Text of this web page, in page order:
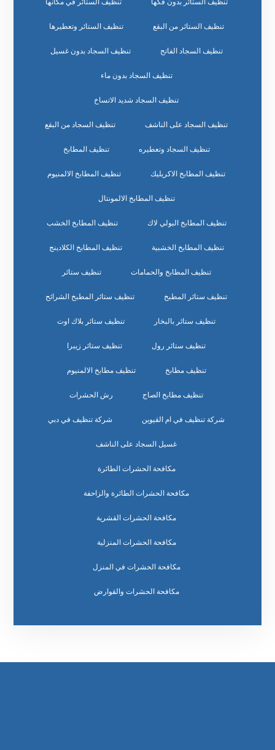
تنظيف الستائر بدون فكها تنظيف الستائر في مكانها
تنظيف الستائر من البقع تنظيف الستائر وتعطيرها
تنظيف السجاد الفاتح تنظيف السجاد بدون غسيل
تنظيف السجاد بدون ماء
تنظيف السجاد شديد الاتساخ
تنظيف السجاد على الناشف تنظيف السجاد من البقع
تنظيف السجاد وتعطيره تنظيف المطابخ
تنظيف المطابخ الاكريليك تنظيف المطابخ الالمنيوم
تنظيف المطابخ الالمونتال
تنظيف المطابخ البولي لاك تنظيف المطابخ الخشب
تنظيف المطابخ الخشبية تنظيف المطابخ الكلادينج
تنظيف المطابخ والحمامات تنظيف ستائر
تنظيف ستائر المطبخ تنظيف ستائر المطبخ الشرائح
تنظيف ستائر بالبخار تنظيف ستائر بلاك اوت
تنظيف ستائر رول تنظيف ستائر زيبرا
تنظيف مطابخ تنظيف مطابخ الالمنيوم
تنظيف مطابخ الصاج رش الحشرات
شركة تنظيف في ام القيوين شركة تنظيف في دبي
غسيل السجاد على الناشف
مكافحة الحشرات الطائرة
مكافحة الحشرات الطائرة والزاحفة
مكافحة الحشرات القشرية
مكافحة الحشرات المنزلية
مكافحة الحشرات في المنزل
مكافحة الحشرات والقوارض